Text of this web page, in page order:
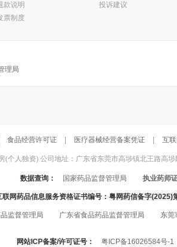
款说明
票制度
投诉建议
理局
食品经营许可证 医疗器械经营备案凭证 互
个人独资) 公司地址：广东省东莞市高埗镇北王路高埗
数据查询： 国家药品监督管理局 执业药师
联网药品信息服务资格证书编号： 粤网药信备字(2025)
监督管理局 广东省食品药品监督管理局 东莞
网站ICP备案/许可证号： 粤ICP备16026584号-1